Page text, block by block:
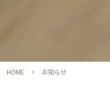
HOME お知らせ